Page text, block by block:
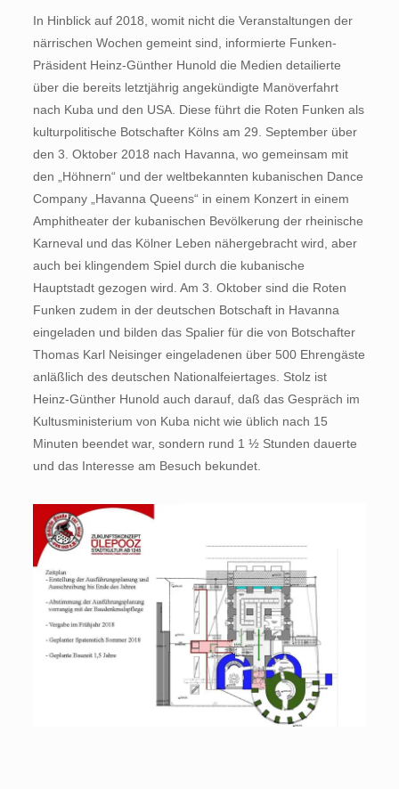
In Hinblick auf 2018, womit nicht die Veranstaltungen der
närrischen Wochen gemeint sind, informierte Funken-
Präsident Heinz-Günther Hunold die Medien detailierte
über die bereits letztjährig angekündigte Manöverfahrt
nach Kuba und den USA. Diese führt die Roten Funken als
kulturpolitische Botschafter Kölns am 29. September über
den 3. Oktober 2018 nach Havanna, wo gemeinsam mit
den „Höhnern“ und der weltbekannten kubanischen Dance
Company „Havanna Queens“ in einem Konzert in einem
Amphitheater der kubanischen Bevölkerung der rheinische
Karneval und das Kölner Leben nähergebracht wird, aber
auch bei klingendem Spiel durch die kubanische
Hauptstadt gezogen wird. Am 3. Oktober sind die Roten
Funken zudem in der deutschen Botschaft in Havanna
eingeladen und bilden das Spalier für die von Botschafter
Thomas Karl Neisinger eingeladenen über 500 Ehrengäste
anläßlich des deutschen Nationalfeiertages. Stolz ist
Heinz-Günther Hunold auch darauf, daß das Gespräch im
Kultusministerium von Kuba nicht wie üblich nach 15
Minuten beendet war, sondern rund 1 ½ Stunden dauerte
und das Interesse am Besuch bekundet.